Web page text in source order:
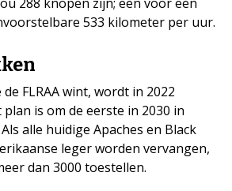
533 kilometer per uur.
FLRAA wint, wordt in 2022
is om de eerste in 2030 in
alle huidige Apaches en Black
leger worden vervangen,
dan 3000 toestellen.